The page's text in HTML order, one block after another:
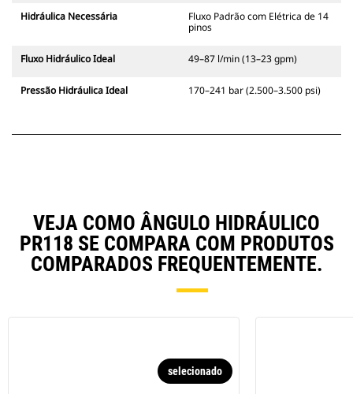
Hidráulica Necessária
Fluxo Padrão com Elétrica de 14
pinos
Fluxo Hidráulico Ideal 49–87 l/min (13–23 gpm)
Pressão Hidráulica Ideal 170–241 bar (2.500–3.500 psi)
VEJA COMO ÂNGULO HIDRÁULICO
PR118 SE COMPARA COM PRODUTOS
COMPARADOS FREQUENTEMENTE.
selecionado